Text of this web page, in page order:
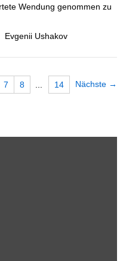
Wendung genommen zu
Evgenii Ushakov
7 8 14 Nächste →